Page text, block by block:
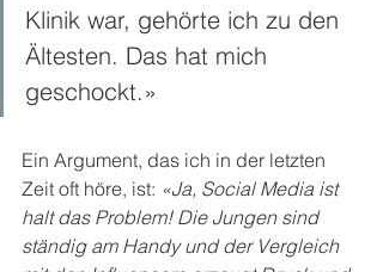
Klinik war, gehörte ich zu den
Ältesten. Das hat mich
geschockt.»
Ein Argument, das ich in der letzten
Zeit oft höre, ist: «Ja, Social Media ist
halt das Problem! Die Jungen sind
ständig am Handy und der Vergleich